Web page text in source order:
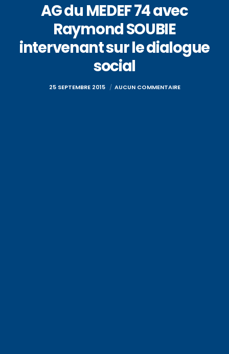
AG du MEDEF 74 avec
Raymond SOUBIE
intervenant sur le dialogue
social
25 SEPTEMBRE 2015 AUCUN COMMENTAIRE